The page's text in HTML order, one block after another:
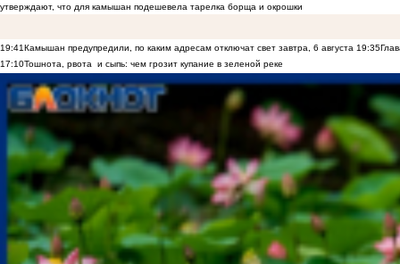
утверждают, что для камышан подешевела тарелка борща и окрошки
19:41Камышан предупредили, по каким адресам отключат свет завтра, 6 августа 19:35
17:10Тошнота, рвота и сыпь: чем грозит купание в зеленой реке